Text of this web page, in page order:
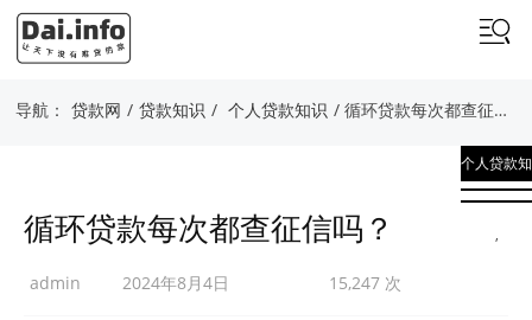
导航： 贷款网 / 贷款知识 / 个人贷款知识 / 循环贷款每次都查征信吗？
个人贷款知
识
,
循环贷款每次都查征信吗？
admin 2024年8月4日 15,247 次